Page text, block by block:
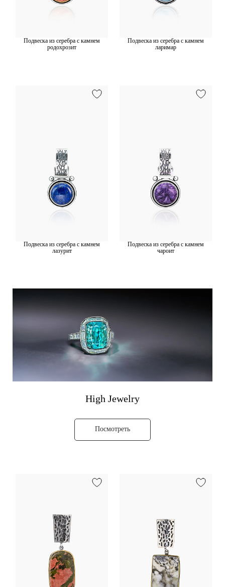
Подвеска из серебра с камнем
родохрозит
Подвеска из серебра с камнем
ларимар
Подвеска из серебра с камнем
лазурит
Подвеска из серебра с камнем
чароит
High Jewelry
Посмотреть